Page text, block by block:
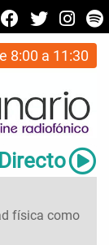
8:00 a 11:30
Directo
física como